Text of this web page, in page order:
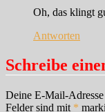
Oh, das klingt
Antworten
Schreibe
Deine E-Mail-
Felder sind mit *